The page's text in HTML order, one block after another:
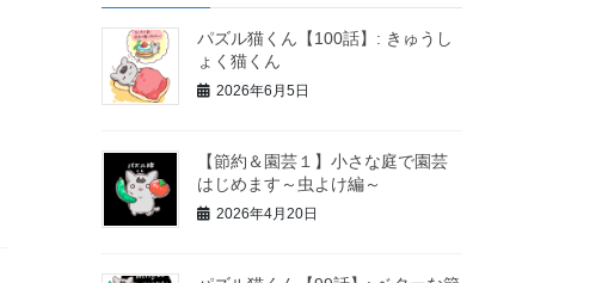
パズル猫くん【100話】: きゅうし
ょく猫くん
2026年6月5日
【節約＆園芸１】小さな庭で園芸
はじめます～虫よけ編～
2026年4月20日